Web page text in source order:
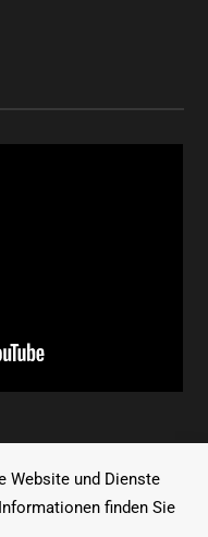
E42ARTDESIGNER
Website und Dienste
finden Sie